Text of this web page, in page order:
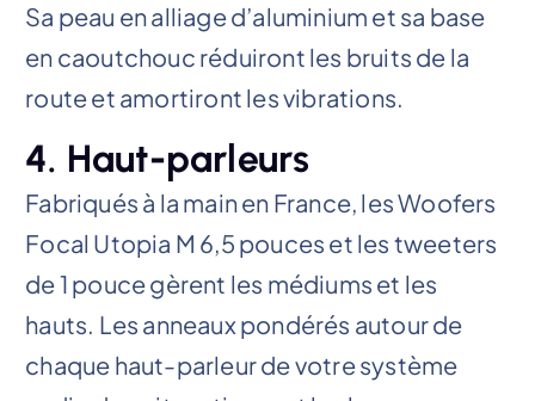
Sa peau en alliage d’aluminium et sa base
en caoutchouc réduiront les bruits de la
route et amortiront les vibrations.
4. Haut-parleurs
Fabriqués à la main en France, les Woofers
Focal Utopia M 6,5 pouces et les tweeters
de 1 pouce gèrent les médiums et les
hauts. Les anneaux pondérés autour de
chaque haut-parleur de votre système